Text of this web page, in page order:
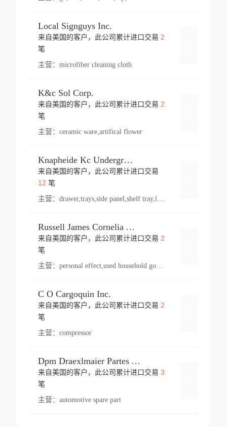
Local Signguys Inc.
来自美国的客户，此公司累计进口交易 2
笔
主营： microfiber cleaning cloth
K&c Sol Corp.
来自美国的客户，此公司累计进口交易 2
笔
主营： ceramic ware,artifical flower
Knapheide Kc Underground
来自美国的客户，此公司累计进口交易
12 笔
主营：
Russell James Cornelia Arlington Va
来自美国的客户，此公司累计进口交易 2
笔
主营： personal effect,used household goods
C O Cargoquin Inc.
来自美国的客户，此公司累计进口交易 2
笔
主营： compressor
Dpm Draexlmaier Partes Automotrices Corr Ind Huejotzingo
来自美国的客户，此公司累计进口交易 3
笔
主营： automotive spare part